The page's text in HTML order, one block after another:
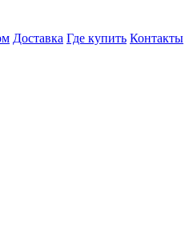
Доставка Где купить Контакты